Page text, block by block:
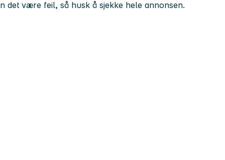
det være feil, så husk å sjekke hele annonsen.